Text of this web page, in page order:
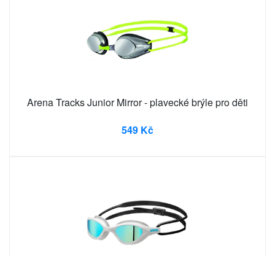
Arena Tracks Junior Mirror - plavecké brýle pro děti
549 Kč